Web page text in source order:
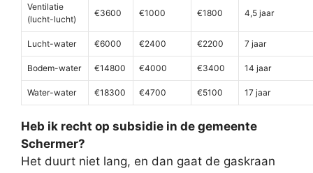
Ventilatie
(lucht-lucht)
€3600 €1000 €1800 4,5 jaar
Lucht-water €6000 €2400 €2200 7 jaar
Bodem-water €14800 €4000 €3400 14 jaar
Water-water €18300 €4700 €5100 17 jaar
Heb ik recht op subsidie in de gemeente
Schermer?
Het duurt niet lang, en dan gaat de gaskraan